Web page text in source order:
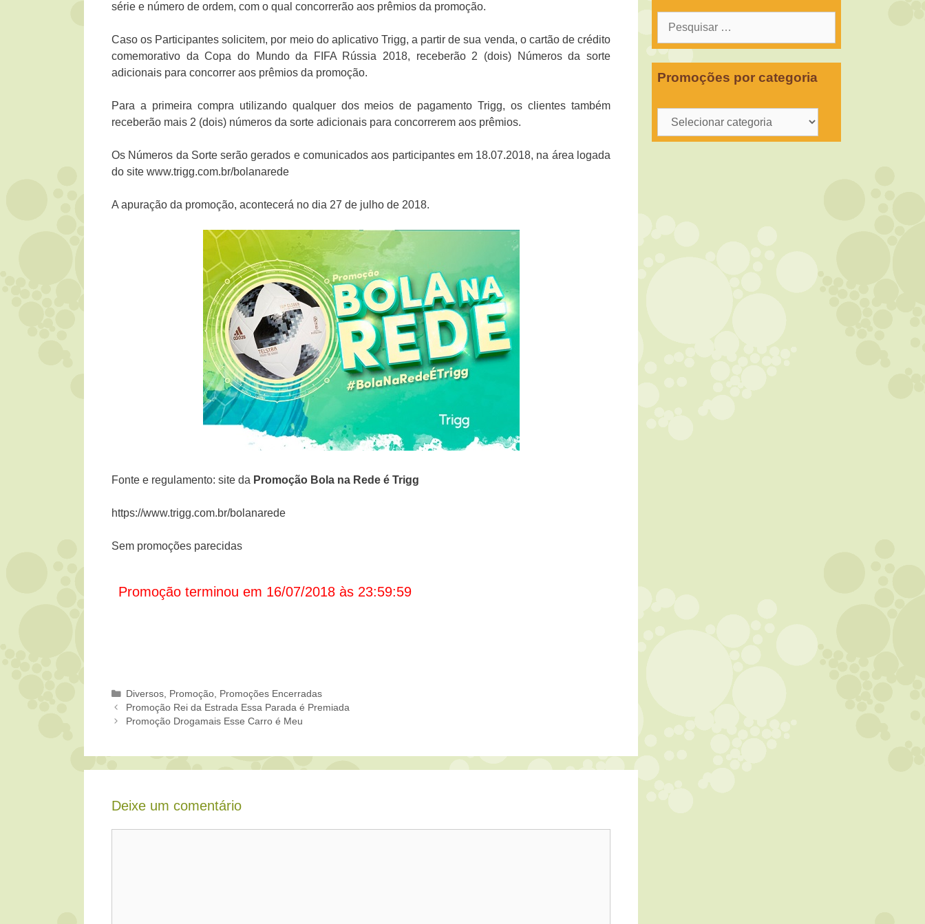
série e número de ordem, com o qual concorrerão aos prêmios da promoção.
Caso os Participantes solicitem, por meio do aplicativo Trigg, a partir de sua venda, o cartão de crédito
comemorativo da Copa do Mundo da FIFA Rússia 2018, receberão 2 (dois) Números da sorte
adicionais para concorrer aos prêmios da promoção.
Para a primeira compra utilizando qualquer dos meios de pagamento Trigg, os clientes também
receberão mais 2 (dois) números da sorte adicionais para concorrerem aos prêmios.
Os Números da Sorte serão gerados e comunicados aos participantes em 18.07.2018, na área logada
do site www.trigg.com.br/bolanarede
A apuração da promoção, acontecerá no dia 27 de julho de 2018.
Fonte e regulamento: site da Promoção Bola na Rede é Trigg
https://www.trigg.com.br/bolanarede
Sem promoções parecidas
Promoção terminou em 16/07/2018 às 23:59:59
Categorias
Diversos Promoção Promoções Encerradas
Promoção Rei da Estrada Essa Parada é Premiada
Promoção Drogamais Esse Carro é Meu
Deixe um comentário
Pesquisar
Promoções por categoria
Promoções
por